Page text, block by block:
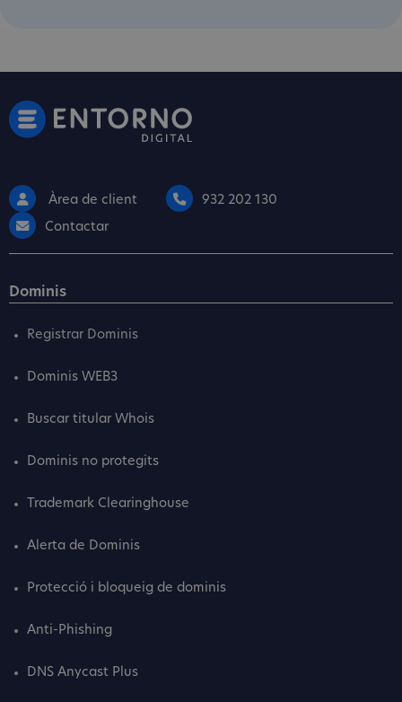
Àrea de client
932 202 130
Contactar
Dominis
Registrar Dominis
Dominis WEB3
Buscar titular Whois
Dominis no protegits
Trademark Clearinghouse
Alerta de Dominis
Protecció i bloqueig de dominis
Anti-Phishing
DNS Anycast Plus